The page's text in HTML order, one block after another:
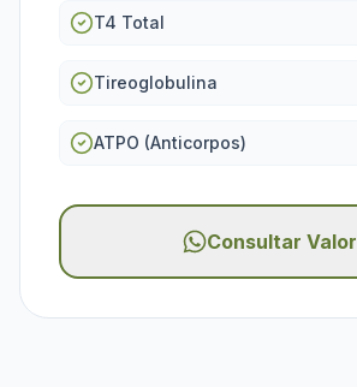
T4 Total
Tireoglobulina
ATPO (Anticorpos)
Consultar Valor